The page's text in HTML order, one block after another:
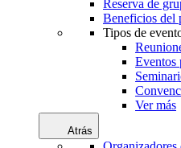
Reserva de
Beneficios del
Tipos de
Eventos
Ver más
Atrás